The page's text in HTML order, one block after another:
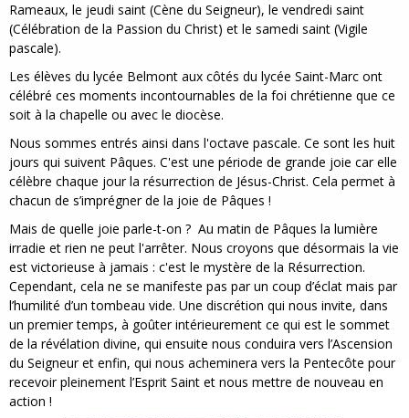
Rameaux, le jeudi saint (Cène du Seigneur), le vendredi saint
(Célébration de la Passion du Christ) et le samedi saint (Vigile
pascale).
Les élèves du lycée Belmont aux côtés du lycée Saint-Marc ont
célébré ces moments incontournables de la foi chrétienne que ce
soit à la chapelle ou avec le diocèse.
Nous sommes entrés ainsi dans l'octave pascale. Ce sont les huit
jours qui suivent Pâques. C'est une période de grande joie car elle
célèbre chaque jour la résurrection de Jésus-Christ. Cela permet à
chacun de s’imprégner de la joie de Pâques !
Mais de quelle joie parle-t-on ? Au matin de Pâques la lumière
irradie et rien ne peut l'arrêter. Nous croyons que désormais la vie
est victorieuse à jamais : c'est le mystère de la Résurrection.
Cependant, cela ne se manifeste pas par un coup d’éclat mais par
l’humilité d’un tombeau vide. Une discrétion qui nous invite, dans
un premier temps, à goûter intérieurement ce qui est le sommet
de la révélation divine, qui ensuite nous conduira vers l’Ascension
du Seigneur et enfin, qui nous acheminera vers la Pentecôte pour
recevoir pleinement l’Esprit Saint et nous mettre de nouveau en
action !